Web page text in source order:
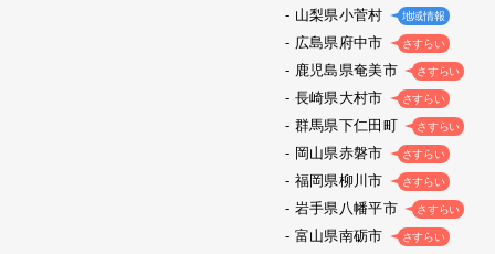
山梨県小菅村 地域情報
広島県府中市 さすらい
鹿児島県奄美市 さすらい
長崎県大村市 さすらい
群馬県下仁田町 さすらい
岡山県赤磐市 さすらい
福岡県柳川市 さすらい
岩手県八幡平市 さすらい
富山県南砺市 さすらい